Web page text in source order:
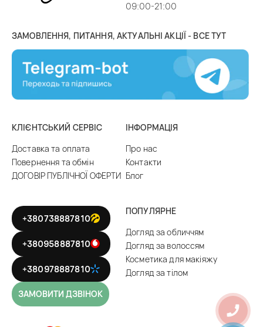
09:00-21:00
ЗАМОВЛЕННЯ, ПИТАННЯ, АКТУАЛЬНІ АКЦІЇ - ВСЕ ТУТ
КЛІЄНТСЬКИЙ СЕРВІС
Доставка та оплата
Повернення та обмін
ДОГОВІР ПУБЛІЧНОЇ ОФЕРТИ
ІНФОРМАЦІЯ
Про нас
Контакти
Блог
+380738887810
+380958887810
+380978887810
ЗАМОВИТИ ДЗВІНОК
ПОПУЛЯРНЕ
Догляд за обличчям
Догляд за волоссям
Косметика для макіяжу
Догляд за тілом